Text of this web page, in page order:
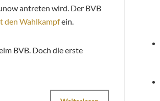
antreten wird. Der BVB
den Wahlkampfein.
BVB. Doch die erste